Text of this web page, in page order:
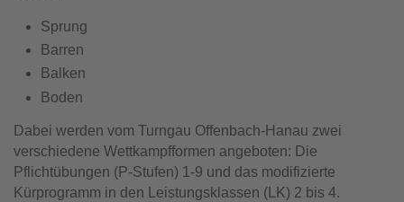
Sprung
Barren
Balken
Boden
Dabei werden vom Turngau Offenbach-Hanau zwei
verschiedene Wettkampfformen angeboten: Die
Pflichtübungen (P-Stufen) 1-9 und das modifizierte
Kürprogramm in den Leistungsklassen (LK) 2 bis 4.